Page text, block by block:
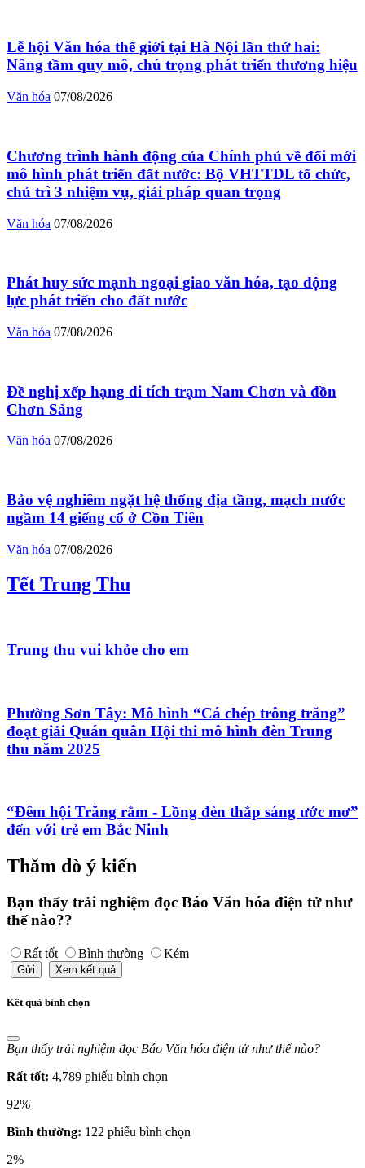
Lễ hội Văn hóa thế giới tại Hà Nội lần thứ hai:
Nâng tầm quy mô, chú trọng phát triển thương hiệu
Văn hóa 07/08/2026
Chương trình hành động của Chính phủ về đổi mới
mô hình phát triển đất nước: Bộ VHTTDL tổ chức,
chủ trì 3 nhiệm vụ, giải pháp quan trọng
Văn hóa 07/08/2026
Phát huy sức mạnh ngoại giao văn hóa, tạo động
lực phát triển cho đất nước
Văn hóa 07/08/2026
Đề nghị xếp hạng di tích trạm Nam Chơn và đồn
Chơn Sảng
Văn hóa 07/08/2026
Bảo vệ nghiêm ngặt hệ thống địa tầng, mạch nước
ngầm 14 giếng cổ ở Cồn Tiên
Văn hóa 07/08/2026
Tết Trung Thu
Trung thu vui khỏe cho em
Phường Sơn Tây: Mô hình “Cá chép trông trăng”
đoạt giải Quán quân Hội thi mô hình đèn Trung
thu năm 2025
“Đêm hội Trăng rằm - Lồng đèn thắp sáng ước mơ”
đến với trẻ em Bắc Ninh
Thăm dò ý kiến
Bạn thấy trải nghiệm đọc Báo Văn hóa điện tử như
thế nào??
Rất tốt Bình thường Kém
Gửi Xem kết quả
Kết quả bình chọn
Bạn thấy trải nghiệm đọc Báo Văn hóa điện tử như thế nào?
Rất tốt: 4,789 phiếu bình chọn
92%
Bình thường: 122 phiếu bình chọn
2%